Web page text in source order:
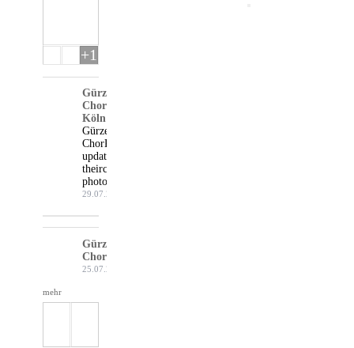
+1
Gürzenich-
Chor
Köln
Gürzenich-
Chor Köln
updated
their cover
photo.
29.07.26
Gürzenich-
Chor Köln
25.07.26
mehr